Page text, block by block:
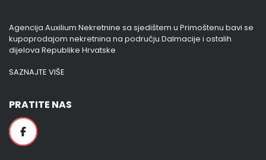
Agencija Auxilium Nekretnine sa sjedištem u Primoštenu bavi se
kupoprodajom nekretnina na području Dalmacije i ostalih
dijelova Republike Hrvatske
SAZNAJTE VIŠE
PRATITE NAS